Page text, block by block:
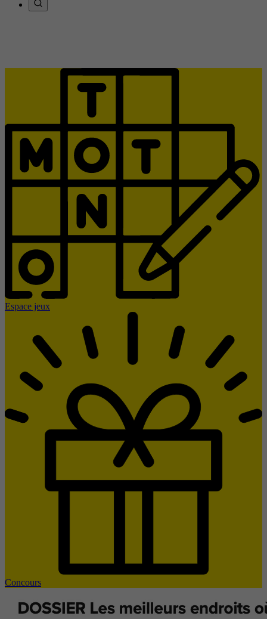
Espace jeux
Concours